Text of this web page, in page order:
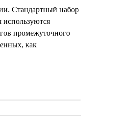
Стандартный набор
используются
промежуточного
как